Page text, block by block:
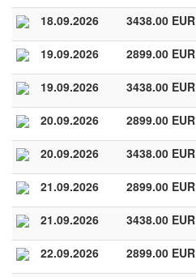
18.09.2026 3438.00 EUR
19.09.2026 2899.00 EUR
19.09.2026 3438.00 EUR
20.09.2026 2899.00 EUR
20.09.2026 3438.00 EUR
21.09.2026 2899.00 EUR
21.09.2026 3438.00 EUR
22.09.2026 2899.00 EUR